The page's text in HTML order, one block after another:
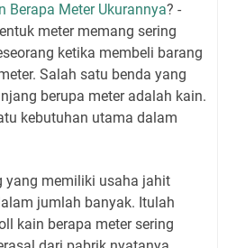
Berapa Meter Ukurannya? -
meter memang sering
ketika membeli barang
Salah satu benda yang
berupa meter adalah kain.
kebutuhan utama dalam
yang memiliki usaha jahit
jumlah banyak. Itulah
kain berapa meter sering